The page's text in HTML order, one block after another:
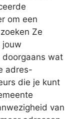
om een
Ze
jouw
wat
adres-
die je kunt
van